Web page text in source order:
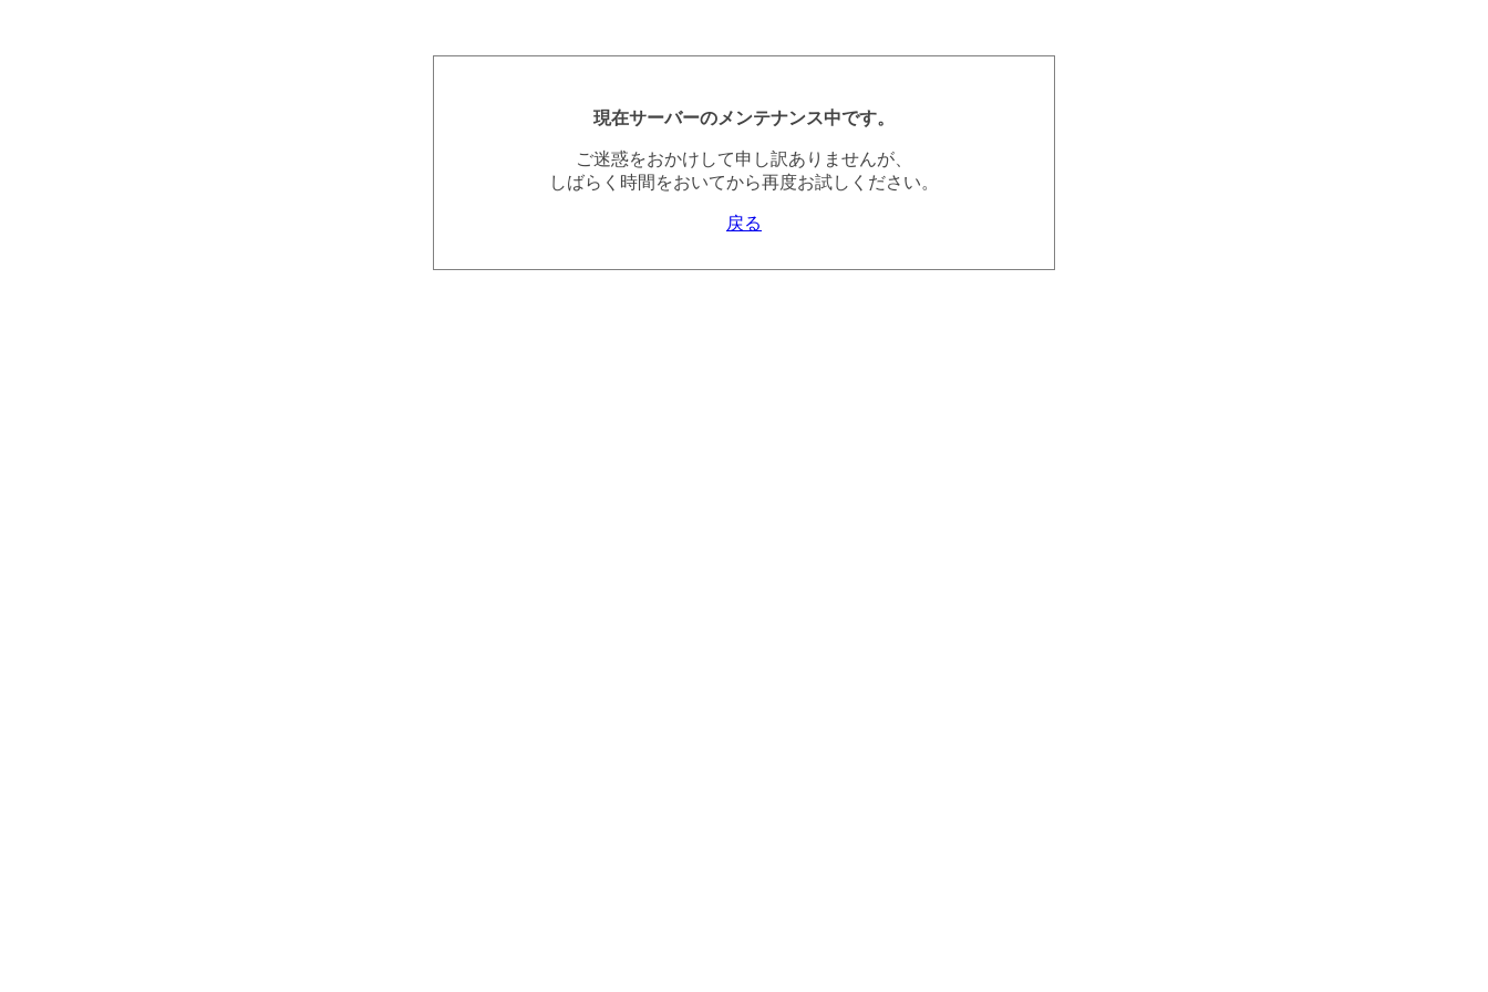
現在サーバーのメンテナンス中です。
ご迷惑をおかけして申し訳ありませんが、
しばらく時間をおいてから再度お試しください。
戻る